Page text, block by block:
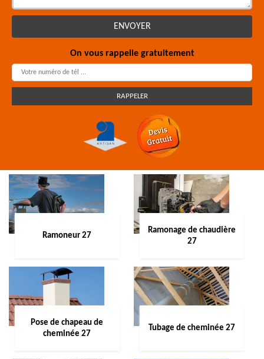
On vous rappelle gratuitement
Ramoneur 27
Ramonage de chaudière
27
Pose de chapeau de
cheminée 27
Tubage de cheminée 27